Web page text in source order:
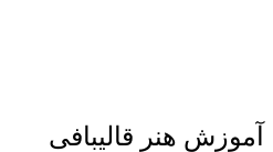
هنر قالیبافی